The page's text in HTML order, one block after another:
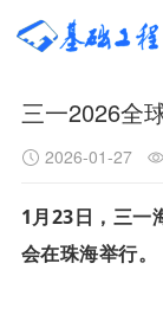
三一2026全
2026-01-27
1月23日，三一
会在珠海举行。